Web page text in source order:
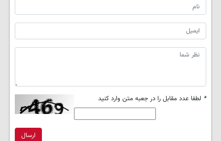
* لطفا عدد مقابل را در جعبه متن وارد کنید
ارسال